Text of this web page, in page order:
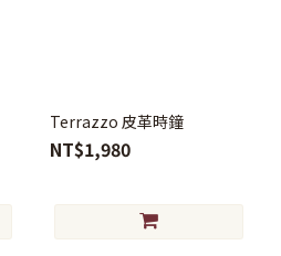
Terrazzo 皮革時鐘
NT$1,980